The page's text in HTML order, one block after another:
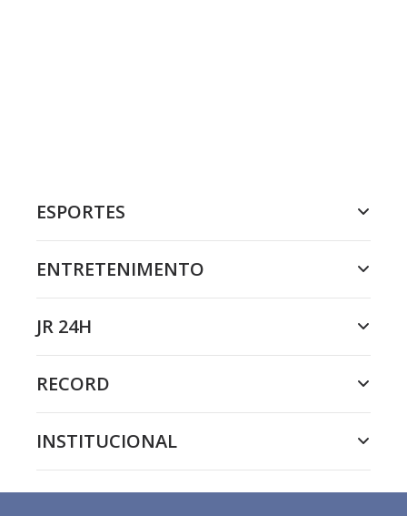
ESPORTES
ENTRETENIMENTO
JR 24H
RECORD
INSTITUCIONAL